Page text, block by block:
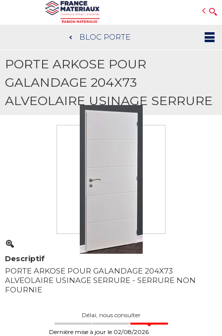
au
contenu
BLOC PORTE
PORTE ARKOSE POUR
GALANDAGE 204X73
ALVEOLAIRE USINAGE SERRURE
Descriptif
PORTE ARKOSE POUR GALANDAGE 204X73
ALVEOLAIRE USINAGE SERRURE - SERRURE NON
FOURNIE
Délai, nous consulter
Dernière mise à jour le 02/08/2026